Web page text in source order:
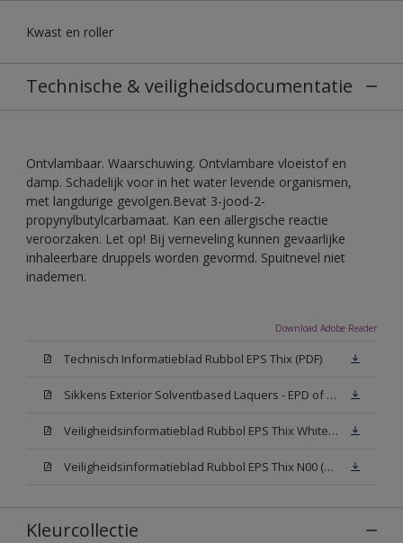
Kwast en roller
Technische & veiligheidsdocumentatie
Ontvlambaar. Waarschuwing. Ontvlambare vloeistof en
damp. Schadelijk voor in het water levende organismen,
met langdurige gevolgen.Bevat 3-jood-2-
propynylbutylcarbamaat. Kan een allergische reactie
veroorzaken. Let op! Bij verneveling kunnen gevaarlijke
inhaleerbare druppels worden gevormd. Spuitnevel niet
inademen.
Download Adobe Reader
Technisch Informatieblad Rubbol EPS Thix (PDF)
Sikkens Exterior Solventbased Laquers - EPD of Milieuproductverklaring
Veiligheidsinformatieblad Rubbol EPS Thix White W05 (MSDS)
Veiligheidsinformatieblad Rubbol EPS Thix N00 (MSDS)
Kleurcollectie